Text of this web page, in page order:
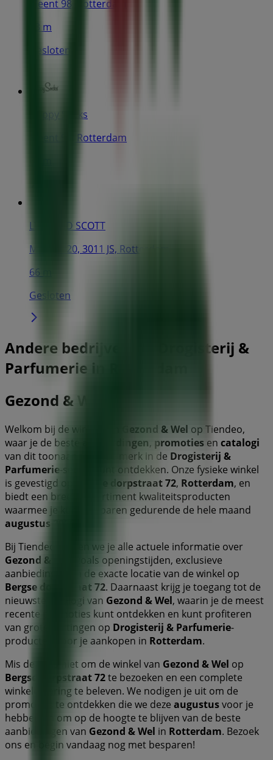
Meent 98, Rotterdam
63 m
Gesloten
Happy Socks
Meent 98, Rotterdam
LYLE AND SCOTT
Meent 120, 3011 JS, Rotterdam
66 m
Gesloten
Andere bedrijven uit Drogisterij &
Parfumerie in Rotterdam
Gezond & Wel
Welkom bij de winkel van Gezond & Wel op Tiendeo,
waar je de beste
aanbiedingen, promoties en catalogi
van dit toonaangevende merk in de Drogisterij &
Parfumerie -sector kunt ontdekken. Onze fysieke winkel
is gevestigd op
Bergse dorpstraat 72, Rotterdam, en
biedt een breed assortiment kwaliteitsproducten
waarmee je kunt besparen gedurende de hele maand
augustus 2026
Bij Tiendeo bieden we je alle actuele informatie over
Gezond & Wel
, zoals openingstijden, exclusieve
aanbiedingen en de exacte locatie van de winkel op
Bergse dorpstraat 72. Daarnaast krijg je toegang tot de
nieuwste catalogi van Gezond & Wel, waarin je de meest
recente promoties kunt ontdekken en kunt profiteren
van grote kortingen op Drogisterij & Parfumerie-
producten voor je aankopen in Rotterdam.
Mis de kans niet om de winkel van Gezond & Wel op
Bergse dorpstraat 72te bezoeken en een complete
winkelervaring te beleven. We nodigen je uit om de
promoties te ontdekken die we deze augustusvoor je
hebben en om op de hoogte te blijven van de beste
aanbiedingen van Gezond & Wel in Rotterdam. Bezoek
ons en begin vandaag nog met besparen!